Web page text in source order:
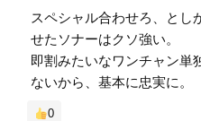
スペシャル合わせろ、とし
せたソナーはクソ強い。
即割みたいなワンチャン単
ないから、基本に忠実に。
0